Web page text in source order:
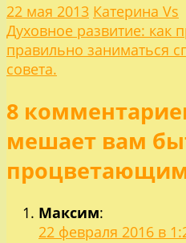
22 мая 2013 Катерина Vs
Навигация
по
записям
Духовное развитие: как
правильно заниматься
совета.
8
мешает вам
Максим:
22 февраля 2016 в